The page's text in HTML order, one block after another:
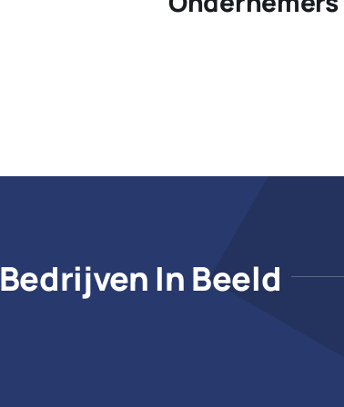
Bedrijven In Beeld